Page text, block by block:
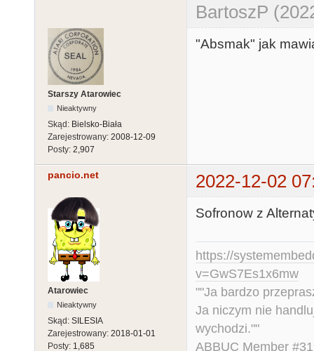
BartoszP
Starszy Atarowiec
Nieaktywny
Skąd: Bielsko-Biała
Zarejestrowany: 2008-12-09
Posty: 2,907
"Absmak" jak
pancio.net 2022-12-02
Atarowiec
Nieaktywny
Skąd: SILESIA
Zarejestrowany: 2018-01-01
Posty: 1,685
Sofronow z
https://
v=GwS7Es1x6mw
""Ja bardzo
Ja niczym nie
wychodzi.""
ABBUC Member